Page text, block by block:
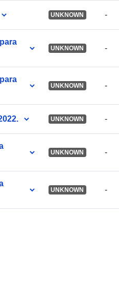
UNKNOWN -
UNKNOWN -
UNKNOWN -
UNKNOWN -
UNKNOWN -
UNKNOWN -